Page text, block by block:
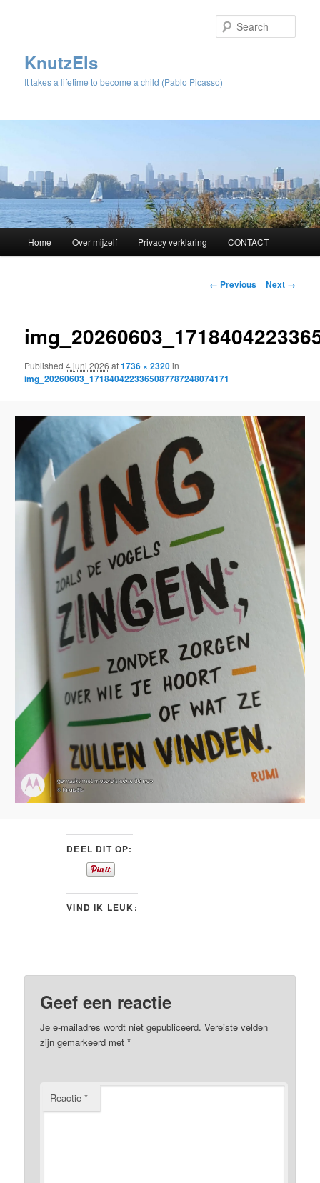
KnutzEls
It takes a lifetime to become a child (Pablo Picasso)
Skip
content
Home Over mijzelf Privacy verklaring CONTACT
Image
← Previous Next →
Published4 juni 2026 at1736 × 2320in
img_20260603_1718404223365087787248074171
DEEL DIT OP:
VIND IK LEUK:
Geef een reactie
Je e-mailadres wordt niet gepubliceerd. Vereiste velden
zijn gemarkeerd met*
Reactie*